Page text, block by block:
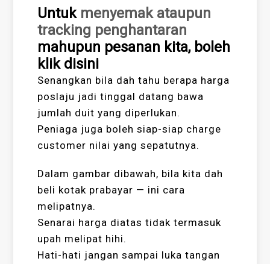
Untuk menyemak ataupun
tracking penghantaran
mahupun pesanan kita, boleh
klik disini
Senangkan bila dah tahu berapa harga
poslaju jadi tinggal datang bawa
jumlah duit yang diperlukan.
Peniaga juga boleh siap-siap charge
customer nilai yang sepatutnya.
Dalam gambar dibawah, bila kita dah
beli kotak prabayar — ini cara
melipatnya.
Senarai harga diatas tidak termasuk
upah melipat hihi.
Hati-hati jangan sampai luka tangan